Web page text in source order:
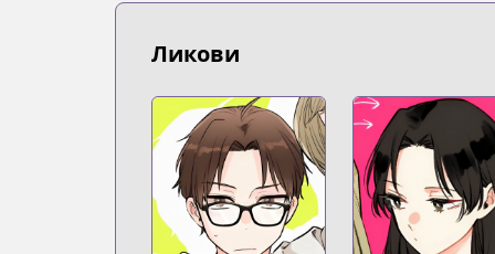
https://www.mangaupdates.com/
Book☆Walker
Ликови